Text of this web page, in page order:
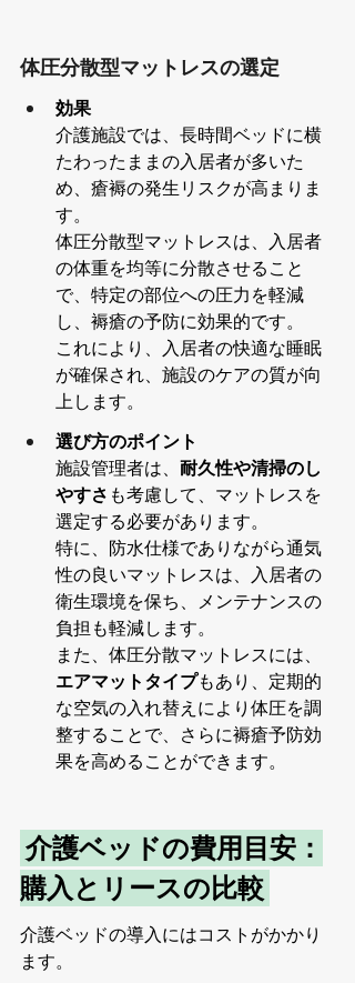
体圧分散型マットレスの選定
効果
介護施設では、長時間ベッドに横
たわったままの入居者が多いた
め、瘡褥の発生リスクが高まりま
す。
体圧分散型マットレスは、入居者
の体重を均等に分散させること
で、特定の部位への圧力を軽減
し、褥瘡の予防に効果的です。
これにより、入居者の快適な睡眠
が確保され、施設のケアの質が向
上します。
選び方のポイント
施設管理者は、 耐久性や清掃のし
やすさ も考慮して、マットレスを
選定する必要があります。
特に、防水仕様でありながら通気
性の良いマットレスは、入居者の
衛生環境を保ち、メンテナンスの
負担も軽減します。
また、体圧分散マットレスには、
エアマットタイプもあり、定期的
な空気の入れ替えにより体圧を調
整することで、さらに褥瘡予防効
果を高めることができます。
購入とリースの比較
介護ベッドの導入にはコストがかかり
ます。